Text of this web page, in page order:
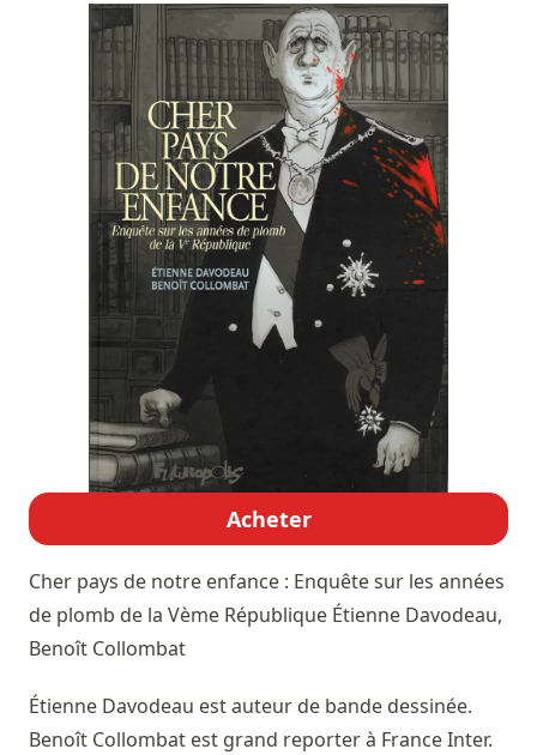
Acheter
Cher pays de notre enfance : Enquête sur les années
de plomb de la Vème République Étienne Davodeau,
Benoît Collombat
Étienne Davodeau est auteur de bande dessinée.
Benoît Collombat est grand reporter à France Inter.
Prix littéraires